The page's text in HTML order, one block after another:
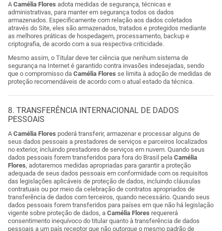
A Camélia Flores adota medidas de segurança, técnicas e
administrativas, para manter em segurança todos os dados
armazenados. Especificamente com relação aos dados coletados
através do Site, eles são armazenados, tratados e protegidos mediante
as melhores práticas de hospedagem, processamento, backup e
criptografia, de acordo com a sua respectiva criticidade.
Mesmo assim, o Titular deve ter ciência que nenhum sistema de
segurança na Internet é garantido contra invasões indesejadas, sendo
que o compromisso da Camélia Flores se limita à adoção de medidas de
proteção recomendáveis de acordo com o atual estado da técnica.
8. TRANSFERÊNCIA INTERNACIONAL DE DADOS
PESSOAIS
A Camélia Flores poderá transferir, armazenar e processar alguns de
seus dados pessoais a prestadores de serviços e parceiros localizados
no exterior, incluindo prestadores de serviços em nuvem. Quando seus
dados pessoais forem transferidos para fora do Brasil pela Camélia
Flores, adotaremos medidas apropriadas para garantir a proteção
adequada de seus dados pessoais em conformidade com os requisitos
das legislações aplicáveis de proteção de dados, incluindo cláusulas
contratuais ou por meio da celebração de contratos apropriados de
transferência de dados com terceiros, quando necessário. Quando seus
dados pessoais forem transferidos para países em que não há legislação
vigente sobre proteção de dados, a Camélia Flores requererá
consentimento inequívoco do titular quanto à transferência de dados
pessoais a um país receptor que não outorgue o mesmo padrão de